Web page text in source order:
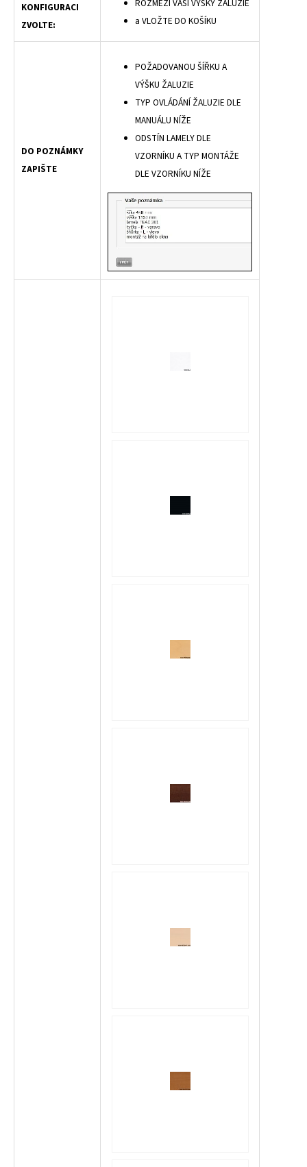
KONFIGURACI
ZVOLTE:
ROZMEZÍ VAŠÍ VÝŠKY ŽALUZIE
a VLOŽTE DO KOŠÍKU
DO POZNÁMKY
ZAPIŠTE
POŽADOVANOU ŠÍŘKU A
VÝŠKU ŽALUZIE
TYP OVLÁDÁNÍ ŽALUZIE DLE
MANUÁLU NÍŽE
ODSTÍN LAMELY DLE
VZORNÍKU A TYP MONTÁŽE
DLE VZORNÍKU NÍŽE